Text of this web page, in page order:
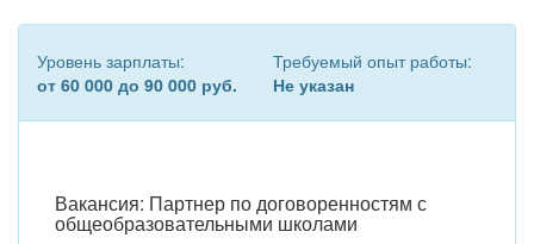
Уровень зарплаты:
от 60 000 до 90 000 руб.
Требуемый опыт работы:
Не указан
Вакансия: Партнер по договоренностям с
общеобразовательными школами